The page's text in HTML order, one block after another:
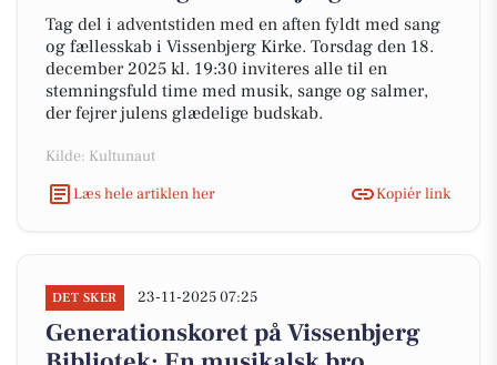
Tag del i adventstiden med en aften fyldt med sang
og fællesskab i Vissenbjerg Kirke. Torsdag den 18.
december 2025 kl. 19:30 inviteres alle til en
stemningsfuld time med musik, sange og salmer,
der fejrer julens glædelige budskab.
Kilde: Kultunaut
Læs hele artiklen her
Kopiér link
DET SKER 23-11-2025 07:25
Generationskoret på Vissenbjerg